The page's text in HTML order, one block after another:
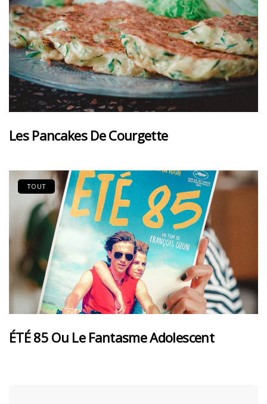
Les Pancakes De Courgette
TOUT
ÉTÉ 85 Ou Le Fantasme Adolescent